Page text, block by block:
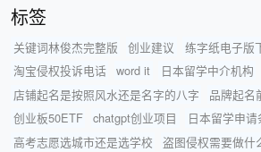
标签
关键词林俊杰完整版 创业建议 练字纸电子版
淘宝侵权投诉电话
word it
日本留学中介机构
店铺起名是按照风水还是名字的八字
品牌起名
创业板50ETF
chatgpt创业项目
日本留学申
高考志愿选城市还是选学校
盗图侵权需要做什